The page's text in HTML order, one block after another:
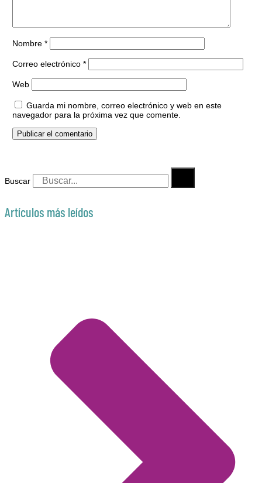
Nombre *
Correo electrónico *
Web
Guarda mi nombre, correo electrónico y web en este
navegador para la próxima vez que comente.
Buscar
Artículos más leídos